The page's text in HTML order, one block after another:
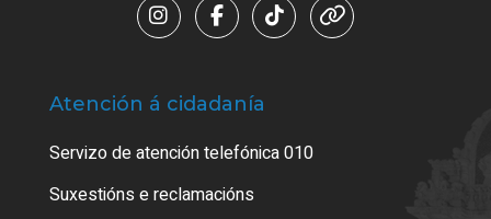
Atención á cidadanía
Servizo de atención telefónica 010
Suxestións e reclamacións